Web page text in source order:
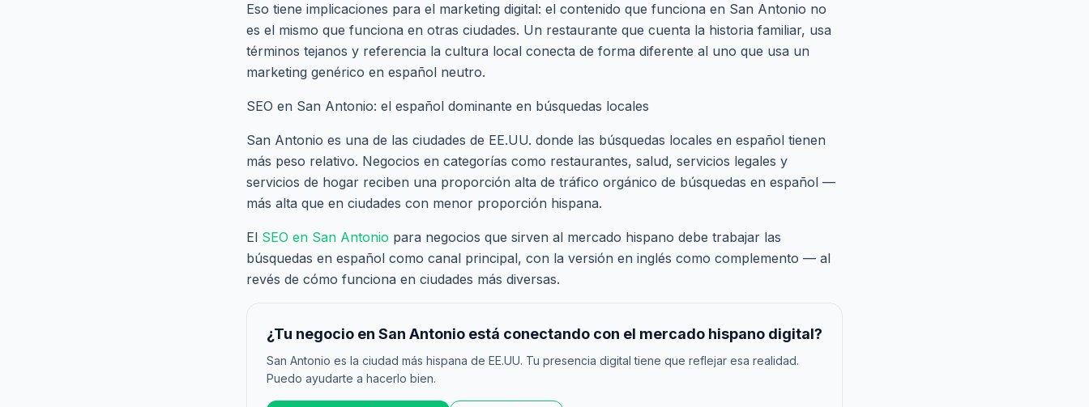
Eso tiene implicaciones para el marketing digital: el contenido que funciona en San Antonio no
es el mismo que funciona en otras ciudades. Un restaurante que cuenta la historia familiar, usa
términos tejanos y referencia la cultura local conecta de forma diferente al uno que usa un
marketing genérico en español neutro.
SEO en San Antonio: el español dominante en búsquedas locales
San Antonio es una de las ciudades de EE.UU. donde las búsquedas locales en español tienen
más peso relativo. Negocios en categorías como restaurantes, salud, servicios legales y
servicios de hogar reciben una proporción alta de tráfico orgánico de búsquedas en español —
más alta que en ciudades con menor proporción hispana.
El SEO en San Antonio para negocios que sirven al mercado hispano debe trabajar las
búsquedas en español como canal principal, con la versión en inglés como complemento — al
revés de cómo funciona en ciudades más diversas.
¿Tu negocio en San Antonio está conectando con el mercado hispano digital?
San Antonio es la ciudad más hispana de EE.UU. Tu presencia digital tiene que reflejar esa realidad.
Puedo ayudarte a hacerlo bien.